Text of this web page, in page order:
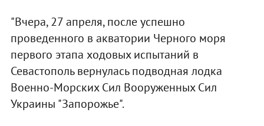
"Вчера, 27 апреля, после успешно
проведенного в акватории Черного моря
первого этапа ходовых испытаний в
Севастополь вернулась подводная лодка
Военно-Морских Сил Вооруженных Сил
Украины "Запорожье".